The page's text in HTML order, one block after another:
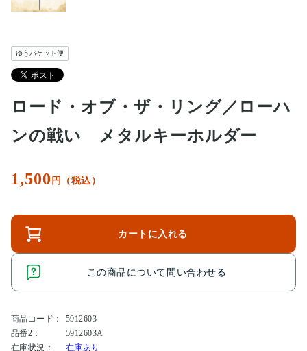
ゆうパケット便
ロード・オブ・ザ・リング／ローハ
ンの戦い メタルキーホルダー
1,500 円（税込）
カートに入れる
この商品について問い合わせる
商品コード：
5912603
品番2：
5912603A
在庫状況：
在庫あり